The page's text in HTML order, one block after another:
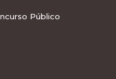
Público